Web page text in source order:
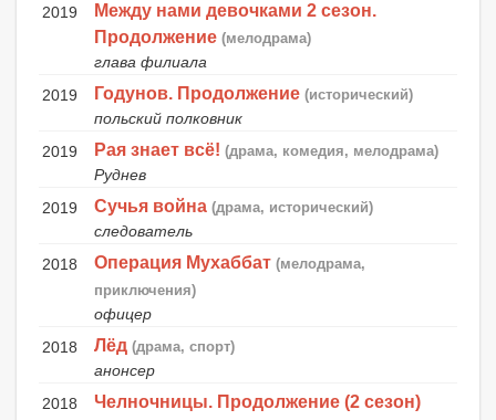
2019
Между нами девочками 2 сезон.
Продолжение (мелодрама)
глава филиала
2019
Годунов. Продолжение (исторический)
польский полковник
2019
Рая знает всё! (драма, комедия, мелодрама)
Руднев
2019
Сучья война (драма, исторический)
следователь
2018
Операция Мухаббат (мелодрама,
приключения)
офицер
2018
Лёд (драма, спорт)
анонсер
2018
Челночницы. Продолжение (2 сезон)